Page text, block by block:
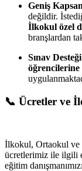
Geniş
değildir.
İlkokul özel
branşlardan
Sınav
öğrencilerine
📞 Ücretler ve
İlkokul, Ortaokul ve
ücretlerimiz ile ilgili
eğitim